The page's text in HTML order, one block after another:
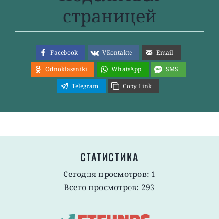
страницей
Facebook VKontakte
Email
Odnoklassniki
WhatsApp
SMS
Telegram
Copy Link
СТАТИСТИКА
Сегодня просмотров: 1
Всего просмотров: 293